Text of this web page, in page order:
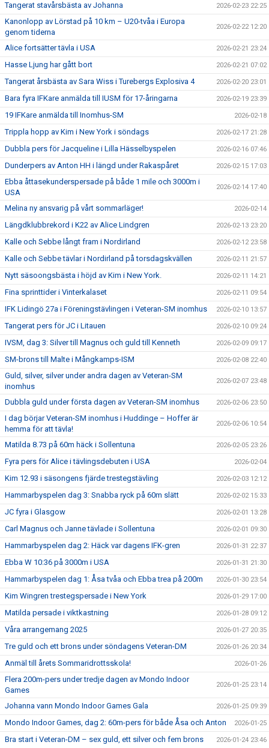
Tangerat stavårsbästa av Johanna 2026-02-23 22:25
Kanonlopp av Lörstad på 10 km – U20-tvåa i Europa
genom tiderna
2026-02-22 12:20
Alice fortsätter tävla i USA 2026-02-21 23:24
Hasse Ljung har gått bort 2026-02-21 07:02
Tangerat årsbästa av Sara Wiss i Turebergs Explosiva 4 2026-02-20 23:01
Bara fyra IFKare anmälda till IUSM för 17-åringarna 2026-02-19 23:39
19 IFKare anmälda till Inomhus-SM 2026-02-18
Trippla hopp av Kim i New York i söndags 2026-02-17 21:28
Dubbla pers för Jacqueline i Lilla Hässelbyspelen 2026-02-16 07:46
Dunderpers av Anton HH i längd under Rakaspåret 2026-02-15 17:03
Ebba åttasekunderspersade på både 1 mile och 3000m i
USA
2026-02-14 17:40
Melina ny ansvarig på vårt sommarläger! 2026-02-14
Längdklubbrekord i K22 av Alice Lindgren 2026-02-13 23:20
Kalle och Sebbe långt fram i Nordirland 2026-02-12 23:58
Kalle och Sebbe tävlar i Nordirland på torsdagskvällen 2026-02-11 21:57
Nytt säsoongsbästa i höjd av Kim i New York. 2026-02-11 14:21
Fina sprinttider i Vinterkalaset 2026-02-11 09:54
IFK Lidingö 27a i Föreningstävlingen i Veteran-SM inomhus 2026-02-10 13:57
Tangerat pers för JC i Litauen 2026-02-10 09:24
IVSM, dag 3: Silver till Magnus och guld till Kenneth 2026-02-09 09:17
SM-brons till Malte i Mångkamps-ISM 2026-02-08 22:40
Guld, silver, silver under andra dagen av Veteran-SM
inomhus
2026-02-07 23:48
Dubbla guld under första dagen av Veteran-SM inomhus 2026-02-06 23:50
I dag börjar Veteran-SM inomhus i Huddinge – Hoffer är
hemma för att tävla!
2026-02-06 10:54
Matilda 8.73 på 60m häck i Sollentuna 2026-02-05 23:26
Fyra pers för Alice i tävlingsdebuten i USA 2026-02-04
Kim 12.93 i säsongens fjärde trestegstävling 2026-02-03 12:12
Hammarbyspelen dag 3: Snabba ryck på 60m slätt 2026-02-02 15:33
JC fyra i Glasgow 2026-02-01 13:28
Carl Magnus och Janne tävlade i Sollentuna 2026-02-01 09:30
Hammarbyspelen dag 2: Häck var dagens IFK-gren 2026-01-31 22:37
Ebba W 10:36 på 3000m i USA 2026-01-31 21:30
Hammarbyspelen dag 1: Åsa tvåa och Ebba trea på 200m 2026-01-30 23:54
Kim Wingren trestegspersade i New York 2026-01-29 17:00
Matilda persade i viktkastning 2026-01-28 09:12
Våra arrangemang 2025 2026-01-27 20:35
Tre guld och ett brons under söndagens Veteran-DM 2026-01-26 20:34
Anmäl till årets Sommaridrottsskola! 2026-01-26
Flera 200m-pers under tredje dagen av Mondo Indoor
Games
2026-01-25 23:14
Johanna vann Mondo Indoor Games Gala 2026-01-25 09:39
Mondo Indoor Games, dag 2: 60m-pers för både Åsa och Anton 2026-01-25
Bra start i Veteran-DM – sex guld, ett silver och fem brons 2026-01-24 23:46